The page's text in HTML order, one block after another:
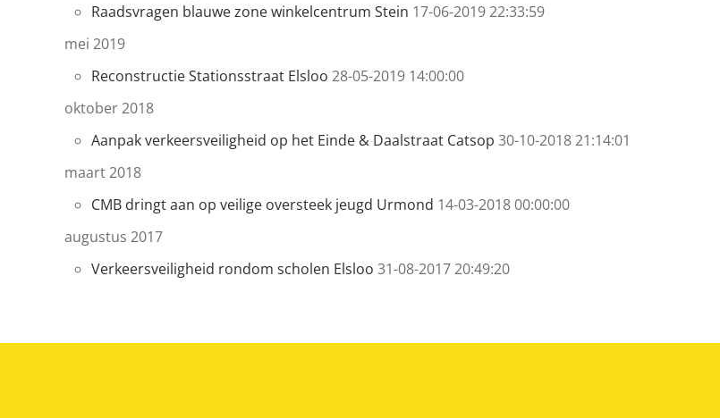
Raadsvragen blauwe zone winkelcentrum Stein 17-06-2019 22:33:59
mei 2019
Reconstructie Stationsstraat Elsloo 28-05-2019 14:00:00
oktober 2018
Aanpak verkeersveiligheid op het Einde & Daalstraat Catsop 30-10-2018 21:14:01
maart 2018
CMB dringt aan op veilige oversteek jeugd Urmond 14-03-2018 00:00:00
augustus 2017
Verkeersveiligheid rondom scholen Elsloo 31-08-2017 20:49:20